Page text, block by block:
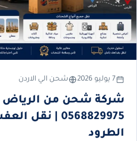
7 يوليو 2026 شحن الي الاردن
شركة شحن من الرياض
0568829975 |
الطرود